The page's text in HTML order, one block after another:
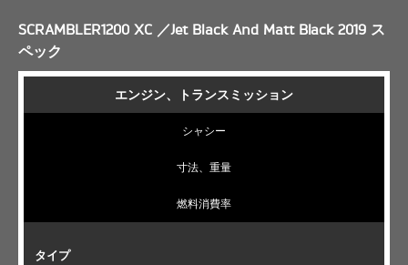
SCRAMBLER1200 XC ／Jet Black And Matt Black 2019 ス
ペック
エンジン、トランスミッション
シャシー
寸法、重量
燃料消費率
タイプ